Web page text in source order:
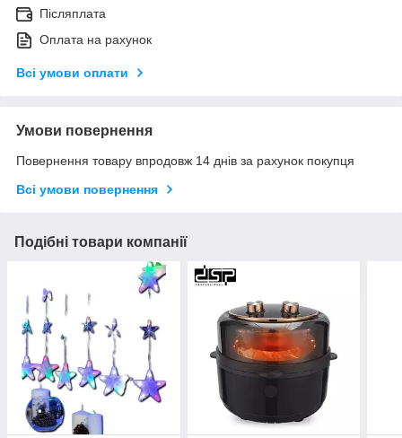
Післяплата
Оплата на рахунок
Всі умови оплати
Умови повернення
Повернення товару впродовж 14 днів за рахунок покупця
Всі умови повернення
Подібні товари компанії